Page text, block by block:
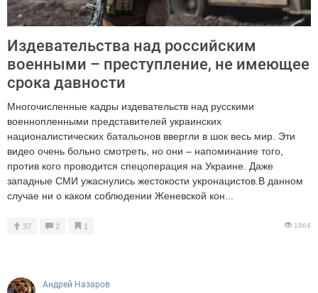
Издевательства над российским
военными – преступление, не имеющее
срока давности
Многочисленные кадры издевательств над русскими
военнопленными представителей украинских
националистических батальонов ввергли в шок весь мир. Эти
видео очень больно смотреть, но они – напоминание того,
против кого проводится спецоперация на Украине. Даже
западные СМИ ужаснулись жестокости укронацистов.В данном
случае ни о каком соблюдении Женевской кон...
37 2 1 1864
Андрей Назаров